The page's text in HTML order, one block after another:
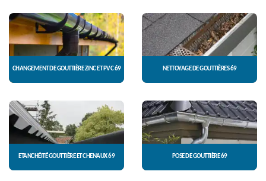
CHANGEMENT DE GOUTTIÈRE ZINC ET PVC 69 NETTOYAGE DE GOUTTIÈRES 69
ETANCHÉITÉ GOUTTIÈRE ET CHENAUX 69 POSE DE GOUTTIÈRE 69